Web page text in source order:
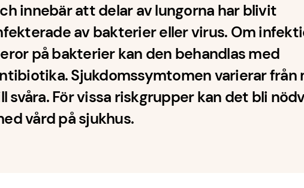
innebär att delar av lungorna har blivit
av bakterier eller virus. Om
på bakterier kan den behandlas med
Sjukdomssymtomen varierar från
svåra. För vissa riskgrupper kan det bli
vård på sjukhus.